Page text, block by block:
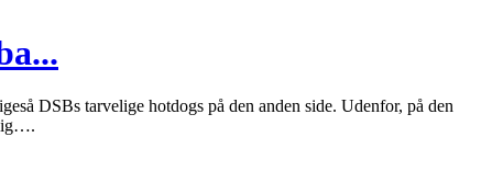
DSBs tarvelige hotdogs på den anden side. Udenfor, på den